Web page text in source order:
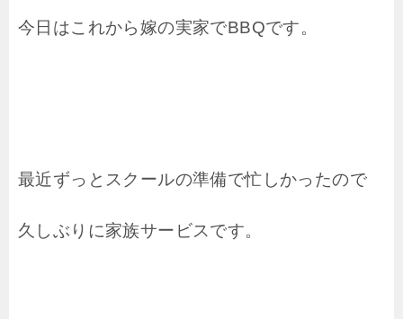
今日はこれから嫁の実家でBBQです。
最近ずっとスクールの準備で忙しかったので
久しぶりに家族サービスです。